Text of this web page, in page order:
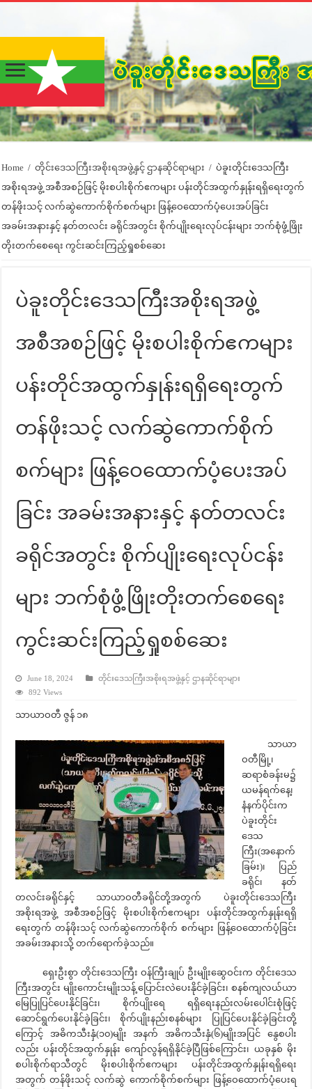
Home / တိုင်းဒေသကြီးအစိုးရအဖွဲ့နှင့် ဌာနဆိုင်ရာများ / ပဲခူးတိုင်းဒေသကြီး
အစိုးရအဖွဲ့ အစီအစဉ်ဖြင့် မိုးစပါးစိုက်ဧကများ ပန်းတိုင်အထွက်နှုန်းရရှိရေးတွက်
တန်ဖိုးသင့် လက်ဆွဲကောက်စိုက်စက်များ ဖြန့်ဝေထောက်ပံ့ပေးအပ်ခြင်း
အခမ်းအနားနှင့် နတ်တလင်း ခရိုင်အတွင်း စိုက်ပျိုးရေးလုပ်ငန်းများ ဘက်စုံဖွံ့ဖြိုး
တိုးတက်စေရေး ကွင်းဆင်းကြည့်ရှုစစ်ဆေး
ပဲခူးတိုင်းဒေသကြီးအစိုးရအဖွဲ့
အစီအစဉ်ဖြင့် မိုးစပါးစိုက်ဧကများ
ပန်းတိုင်အထွက်နှုန်းရရှိရေးတွက်
တန်ဖိုးသင့် လက်ဆွဲကောက်စိုက်
စက်များ ဖြန့်ဝေထောက်ပံ့ပေးအပ်
ခြင်း အခမ်းအနားနှင့် နတ်တလင်း
ခရိုင်အတွင်း စိုက်ပျိုးရေးလုပ်ငန်း
များ ဘက်စုံဖွံ့ဖြိုးတိုးတက်စေရေး
ကွင်းဆင်းကြည့်ရှုစစ်ဆေး
June 18, 2024
တိုင်းဒေသကြီးအစိုးရအဖွဲ့နှင့် ဌာနဆိုင်ရာများ
892 Views
သာယာဝတီ ဇွန် ၁၈
သာယာ
ဝတီမြို့၊
ဆရာစံခန်းမ၌
ယမန်ရက်နေ့၊
နံနက်ပိုင်းက
ပဲခူးတိုင်း
ဒေသ
ကြီး(အနောက်
ခြမ်း)၊ ပြည်
ခရိုင်၊ နတ်
တလင်းခရိုင်နှင့် သာယာဝတီခရိုင်တို့အတွက် ပဲခူးတိုင်းဒေသကြီး
အစိုးရအဖွဲ့ အစီအစဉ်ဖြင့် မိုးစပါးစိုက်ဧကများ ပန်းတိုင်အထွက်နှုန်းရရှိ
ရေးတွက် တန်ဖိုးသင့် လက်ဆွဲကောက်စိုက် စက်များ ဖြန့်ဝေထောက်ပံ့ခြင်း
အခမ်းအနားသို့ တက်ရောက်ခဲ့သည်။
ရှေးဦးစွာ တိုင်းဒေသကြီး ဝန်ကြီးချုပ် ဦးမျိုးဆွေဝင်းက တိုင်းဒေသ
ကြီးအတွင်း မျိုးကောင်းမျိုးသန့် ပြောင်းလဲပေးနိုင်ခဲ့ခြင်း၊ စနစ်ကျလယ်ယာ
မြေပြုပြင်ပေးနိုင်ခြင်း၊ စိုက်ပျိုးရေ ရရှိရေးနည်းလမ်းပေါင်းစုံဖြင့်
ဆောင်ရွက်ပေးနိုင်ခဲ့ခြင်း၊ စိုက်ပျိုးနည်းစနစ်များ ပြုပြင်ပေးနိုင်ခဲ့ခြင်းတို့
ကြောင့် အဓိကသီးနှံ(၁၀)မျိုး အနက် အဓိကသီးနှံ(၆)မျိုးအပြင် နွေစပါး
လည်း ပန်းတိုင်အထွက်နှုန်း ကျော်လွန်ရရှိနိုင်ခဲ့ပြီဖြစ်ကြောင်း၊ ယခုနှစ် မိုး
စပါးစိုက်ရာသီတွင် မိုးစပါးစိုက်ဧကများ ပန်းတိုင်အထွက်နှုန်းရရှိရေး
အတွက် တန်ဖိုးသင့် လက်ဆွဲ ကောက်စိုက်စက်များ ဖြန့်ဝေထောက်ပံ့ပေးရ